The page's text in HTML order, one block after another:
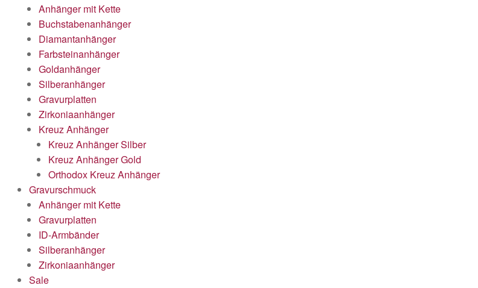
Anhänger mit Kette
Buchstabenanhänger
Diamantanhänger
Farbsteinanhänger
Goldanhänger
Silberanhänger
Gravurplatten
Zirkoniaanhänger
Kreuz Anhänger
Kreuz Anhänger Silber
Kreuz Anhänger Gold
Orthodox Kreuz Anhänger
Gravurschmuck
Anhänger mit Kette
Gravurplatten
ID-Armbänder
Silberanhänger
Zirkoniaanhänger
Sale